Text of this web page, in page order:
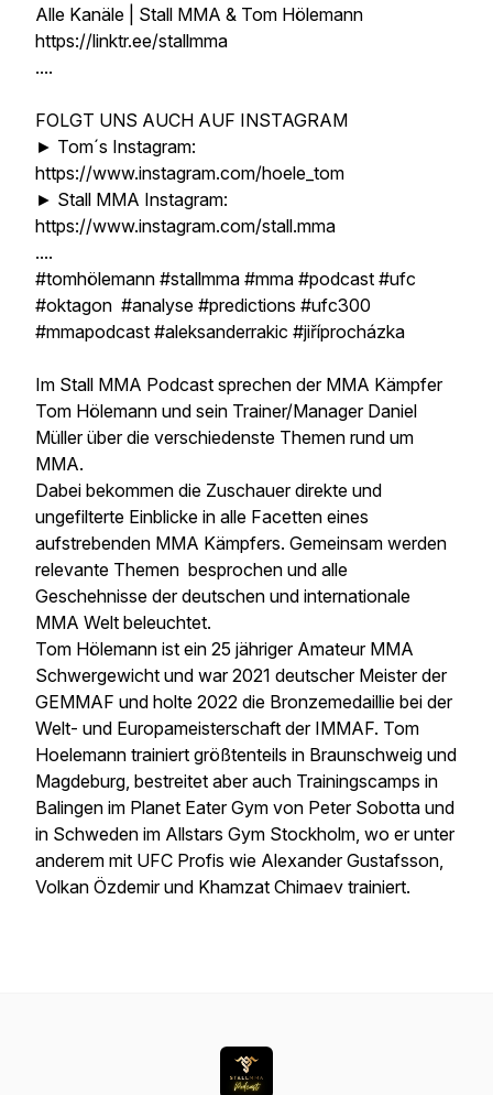
Alle Kanäle | Stall MMA & Tom Hölemann
https://linktr.ee/stallmma
....
FOLGT UNS AUCH AUF INSTAGRAM
► Tom´s Instagram:
https://www.instagram.com/hoele_tom
► Stall MMA Instagram:
https://www.instagram.com/stall.mma
....
#tomhölemann #stallmma #mma #podcast #ufc
#oktagon #analyse #predictions #ufc300
#mmapodcast #aleksanderrakic #jiříprocházka
Im Stall MMA Podcast sprechen der MMA Kämpfer
Tom Hölemann und sein Trainer/Manager Daniel
Müller über die verschiedenste Themen rund um
MMA.
Dabei bekommen die Zuschauer direkte und
ungefilterte Einblicke in alle Facetten eines
aufstrebenden MMA Kämpfers. Gemeinsam werden
relevante Themen besprochen und alle
Geschehnisse der deutschen und internationale
MMA Welt beleuchtet.
Tom Hölemann ist ein 25 jähriger Amateur MMA
Schwergewicht und war 2021 deutscher Meister der
GEMMAF und holte 2022 die Bronzemedaillie bei der
Welt- und Europameisterschaft der IMMAF. Tom
Hoelemann trainiert größtenteils in Braunschweig und
Magdeburg, bestreitet aber auch Trainingscamps in
Balingen im Planet Eater Gym von Peter Sobotta und
in Schweden im Allstars Gym Stockholm, wo er unter
anderem mit UFC Profis wie Alexander Gustafsson,
Volkan Özdemir und Khamzat Chimaev trainiert.